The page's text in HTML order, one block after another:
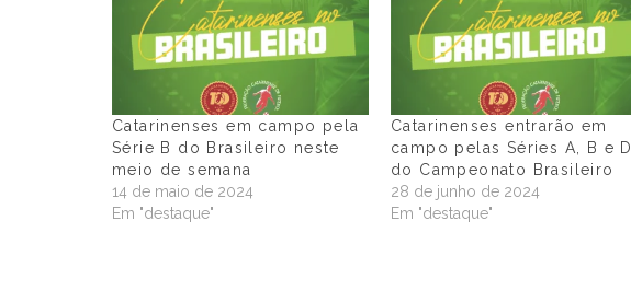
Catarinenses em campo pela
Série B do Brasileiro neste
meio de semana
14 de maio de 2024
Em "destaque"
Catarinenses entrarão em
campo pelas Séries A, B e D
do Campeonato Brasileiro
28 de junho de 2024
Em "destaque"